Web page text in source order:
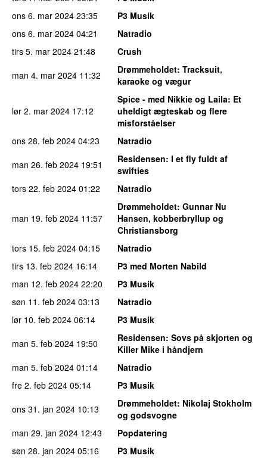
ons 6. mar 2024 23:35
P3 Musik
ons 6. mar 2024 04:21
Natradio
tirs 5. mar 2024 21:48
Crush
man 4. mar 2024 11:32 Drømmeholdet: Tracksuit,
karaoke og vægur
lør 2. mar 2024 17:12
Spice - med Nikkie og Laila: Et
uheldigt ægteskab og flere
misforståelser
ons 28. feb 2024 04:23
Natradio
man 26. feb 2024 19:51 Residensen: I et fly fuldt af
swifties
tors 22. feb 2024 01:22 Natradio
man 19. feb 2024 11:57
Drømmeholdet: Gunnar Nu
Hansen, kobberbryllup og
Christiansborg
tors 15. feb 2024 04:15
Natradio
tirs 13. feb 2024 16:14
P3 med Morten Nabild
man 12. feb 2024 22:20
P3 Musik
søn 11. feb 2024 03:13
Natradio
lør 10. feb 2024 06:14
P3 Musik
man 5. feb 2024 19:50 Residensen: Sovs på skjorten og
Killer Mike i håndjern
man 5. feb 2024 01:14
Natradio
fre 2. feb 2024 05:14
P3 Musik
ons 31. jan 2024 10:13 Drømmeholdet: Nikolaj Stokholm
og godsvogne
man 29. jan 2024 12:43
Popdatering
søn 28. jan 2024 05:16
P3 Musik